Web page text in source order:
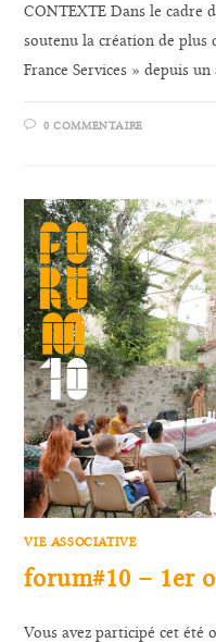
CONTEXTE Dans le cadre
soutenu la création de plus
France Services » depuis
0 COMMENTAIRE
VIE ASSOCIATIVE
forum#10 – 1er
Vous avez participé cet été